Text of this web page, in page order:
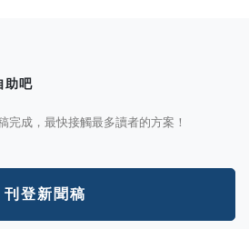
助吧
完成，最快接觸最多讀者的方案！
刊登新聞稿